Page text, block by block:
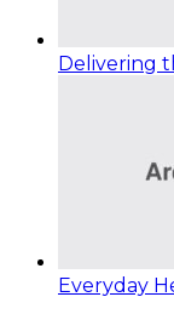
Delivering
Everyday